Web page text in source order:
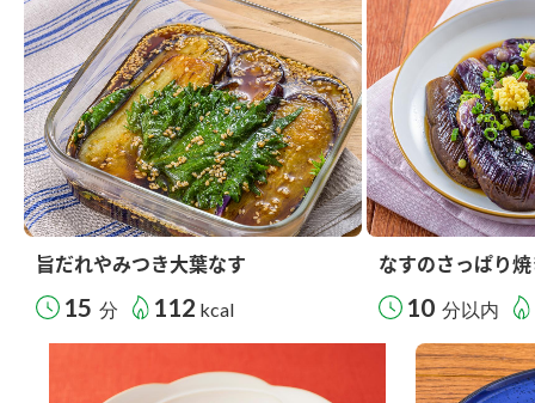
旨だれやみつき大葉なす
15 分 112 kcal
なすのさっぱり
10 分以内